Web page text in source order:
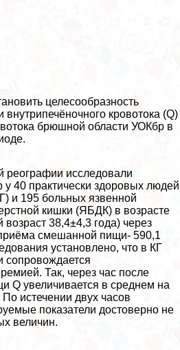
целесообразность
кровотока (Q)
брюшной области УОКбр в
реографии исследовали
40 пpaктически здоровых людей
и 195 больных язвенной
кишки (ЯБДК) в возрасте
возраст 38,4±4,3 года) через
смешанной пищи- 590,1
установлено, что в КГ
Так, через час после
Q увеличивается в среднем на
истечении двух часов
показатели достоверно не
величин.